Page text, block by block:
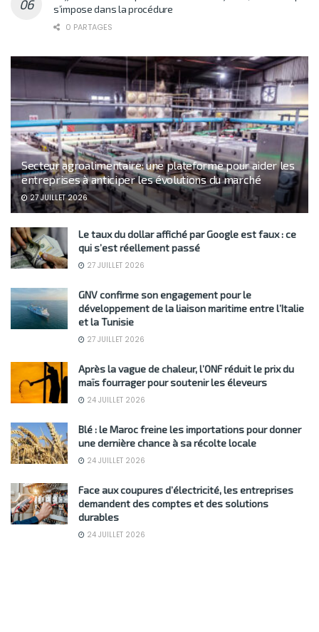
s’impose dans la procédure
0 PARTAGES
Secteur agroalimentaire: une plateforme pour aider les
entreprises à anticiper les évolutions du marché
27 JUILLET 2026
Le taux du dollar affiché par Google est faux : ce
qui s’est réellement passé
27 JUILLET 2026
GNV confirme son engagement pour le
développement de la liaison maritime entre l’Italie
et la Tunisie
27 JUILLET 2026
Après la vague de chaleur, l’ONF réduit le prix du
maïs fourrager pour soutenir les éleveurs
24 JUILLET 2026
Blé : le Maroc freine les importations pour donner
une dernière chance à sa récolte locale
24 JUILLET 2026
Face aux coupures d’électricité, les entreprises
demandent des comptes et des solutions
durables
24 JUILLET 2026